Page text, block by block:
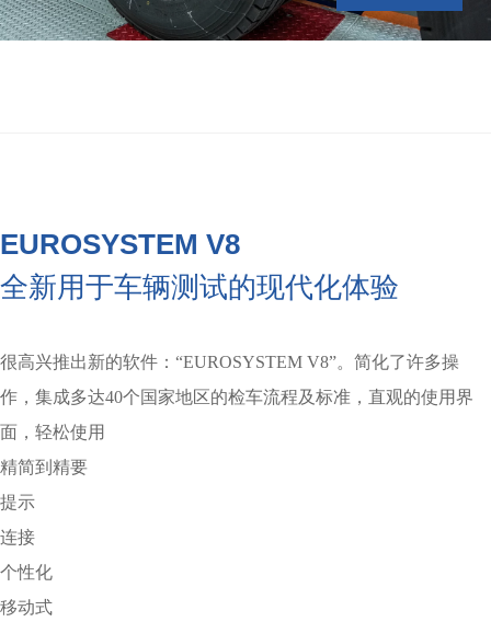
EUROSYSTEM V8
全新用于车辆测试的现代化体验
很高兴推出新的软件：“EUROSYSTEM V8”。简化了许多操
作，集成多达40个国家地区的检车流程及标准，直观的使用界
面，轻松使用
精简到精要
提示
连接
个性化
移动式